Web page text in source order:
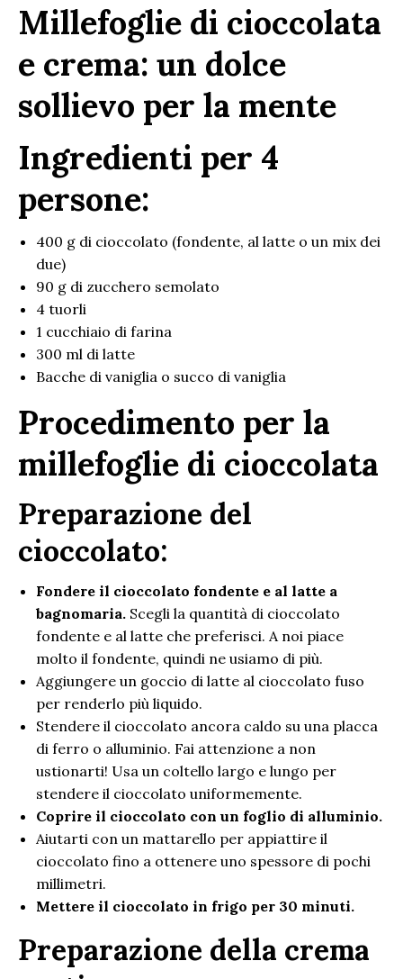
Millefoglie di cioccolata
e crema: un dolce
sollievo per la mente
Ingredienti per 4
persone:
400 g di cioccolato (fondente, al latte o un mix dei
due)
90 g di zucchero semolato
4 tuorli
1 cucchiaio di farina
300 ml di latte
Bacche di vaniglia o succo di vaniglia
Procedimento per la
millefoglie di cioccolata
Preparazione del
cioccolato:
Fondere il cioccolato fondente e al latte a
bagnomaria. Scegli la quantità di cioccolato
fondente e al latte che preferisci. A noi piace
molto il fondente, quindi ne usiamo di più.
Aggiungere un goccio di latte al cioccolato fuso
per renderlo più liquido.
Stendere il cioccolato ancora caldo su una placca
di ferro o alluminio. Fai attenzione a non
ustionarti! Usa un coltello largo e lungo per
stendere il cioccolato uniformemente.
Coprire il cioccolato con un foglio di alluminio.
Aiutarti con un mattarello per appiattire il
cioccolato fino a ottenere uno spessore di pochi
millimetri.
Mettere il cioccolato in frigo per 30 minuti.
Preparazione della crema